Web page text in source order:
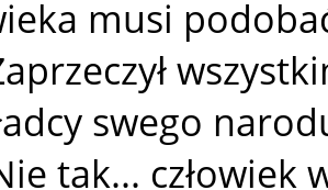
musi
swego
tak... człowiek